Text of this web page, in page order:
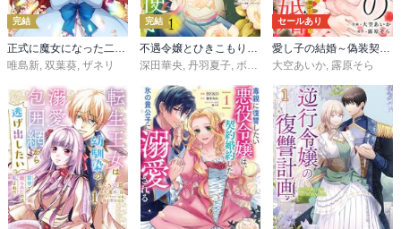
完結
正式に魔女になった二度目の悪役皇女は、もう二度と大切な者を失わないと心に誓う@COMIC
唯島新, 双葉葵, ザネリ
完結
不遇令嬢とひきこもり魔法使い ふたりでスローライフを目指します
深田華央, 丹羽夏子, ボダックス
セールあり
愛し子の結婚～偽装契約なのにエリート騎士様が甘すぎる～【電子単行本版／特典おまけ付き】
大空あいか, 露原そら